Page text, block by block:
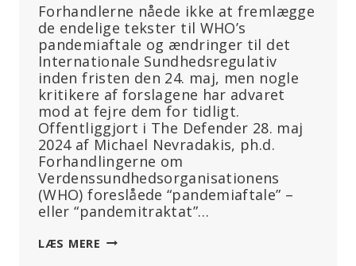
Forhandlerne nåede ikke at fremlægge
de endelige tekster til WHO’s
pandemiaftale og ændringer til det
Internationale Sundhedsregulativ
inden fristen den 24. maj, men nogle
kritikere af forslagene har advaret
mod at fejre dem for tidligt.
Offentliggjort i The Defender 28. maj
2024 af Michael Nevradakis, ph.d.
Forhandlingerne om
Verdenssundhedsorganisationens
(WHO) foreslåede “pandemiaftale” –
eller “pandemitraktat”…
LÆS MERE “TRAKTATEN